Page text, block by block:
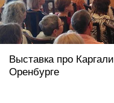
Выставка про
Оренбурге